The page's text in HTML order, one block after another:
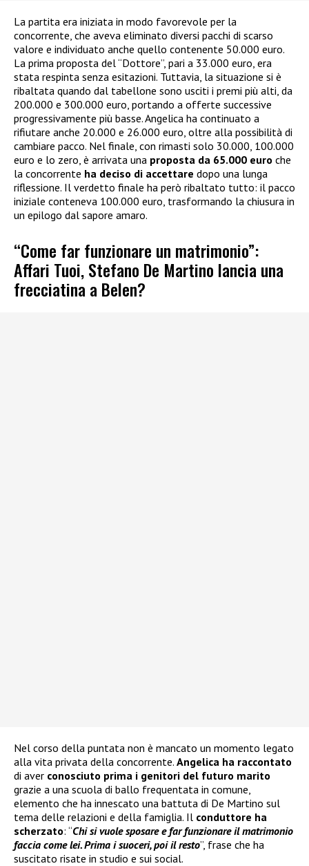
La partita era iniziata in modo favorevole per la
concorrente, che aveva eliminato diversi pacchi di scarso
valore e individuato anche quello contenente 50.000 euro.
La prima proposta del “Dottore”, pari a 33.000 euro, era
stata respinta senza esitazioni. Tuttavia, la situazione si è
ribaltata quando dal tabellone sono usciti i premi più alti, da
200.000 e 300.000 euro, portando a offerte successive
progressivamente più basse. Angelica ha continuato a
rifiutare anche 20.000 e 26.000 euro, oltre alla possibilità di
cambiare pacco. Nel finale, con rimasti solo 30.000, 100.000
euro e lo zero, è arrivata una proposta da 65.000 euro che
la concorrente ha deciso di accettare dopo una lunga
riflessione. Il verdetto finale ha però ribaltato tutto: il pacco
iniziale conteneva 100.000 euro, trasformando la chiusura in
un epilogo dal sapore amaro.
“Come far funzionare un matrimonio”:
Affari Tuoi, Stefano De Martino lancia una
frecciatina a Belen?
Nel corso della puntata non è mancato un momento legato
alla vita privata della concorrente. Angelica ha raccontato
di aver conosciuto prima i genitori del futuro marito
grazie a una scuola di ballo frequentata in comune,
elemento che ha innescato una battuta di De Martino sul
tema delle relazioni e della famiglia. Il conduttore ha
scherzato: “Chi si vuole sposare e far funzionare il matrimonio
faccia come lei. Prima i suoceri, poi il resto”, frase che ha
suscitato risate in studio e sui social.